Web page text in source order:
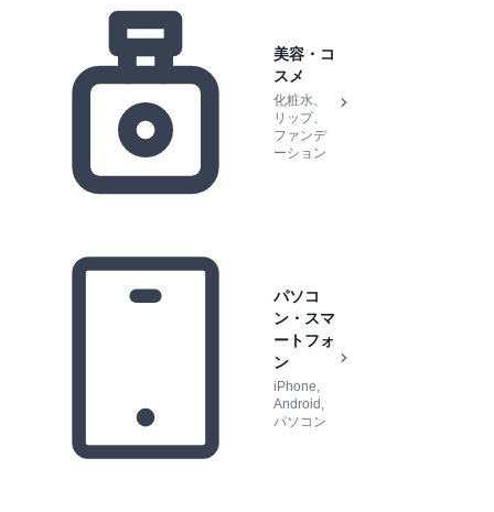
美容・コ
スメ
化粧水、
リップ、
ファンデ
ーション
パソコ
ン・スマ
ートフォ
ン
iPhone,
Android,
パソコン